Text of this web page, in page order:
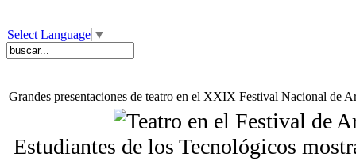
Select Language ▼
Grandes presentaciones de teatro en el XXIX Festival Nacional de
Estudiantes de los Tecnológicos